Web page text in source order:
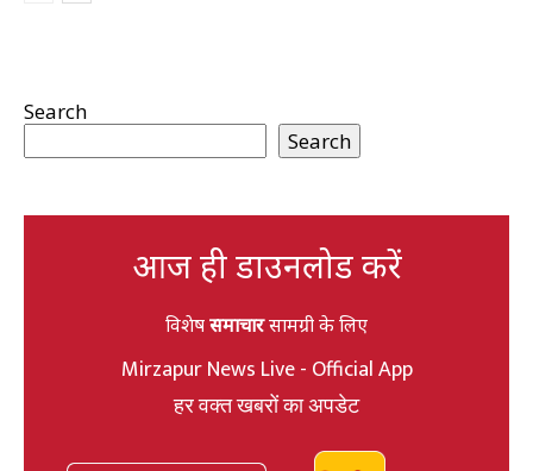
Search
Search
आज ही डाउनलोड करें
विशेषसमाचारसामग्री के लिए
Mirzapur News Live - Official App
हर वक्त खबरों का अपडेट